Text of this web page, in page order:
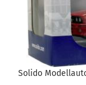
Solido